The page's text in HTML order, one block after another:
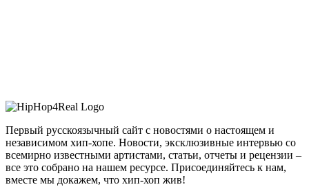
Первый русскоязычный сайт с новостями о настоящем и
независимом хип-хопе. Новости, эксклюзивные интервью со
всемирно известными артистами, статьи, отчеты и рецензии –
все это собрано на нашем ресурсе. Присоединяйтесь к нам,
вместе мы докажем, что хип-хоп жив!